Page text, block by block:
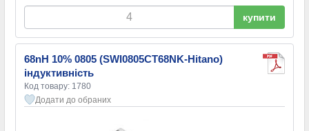
купити
68nH 10% 0805 (SWI0805CT68NK-Hitano)
індуктивність
Код товару: 1780
Додати до обраних